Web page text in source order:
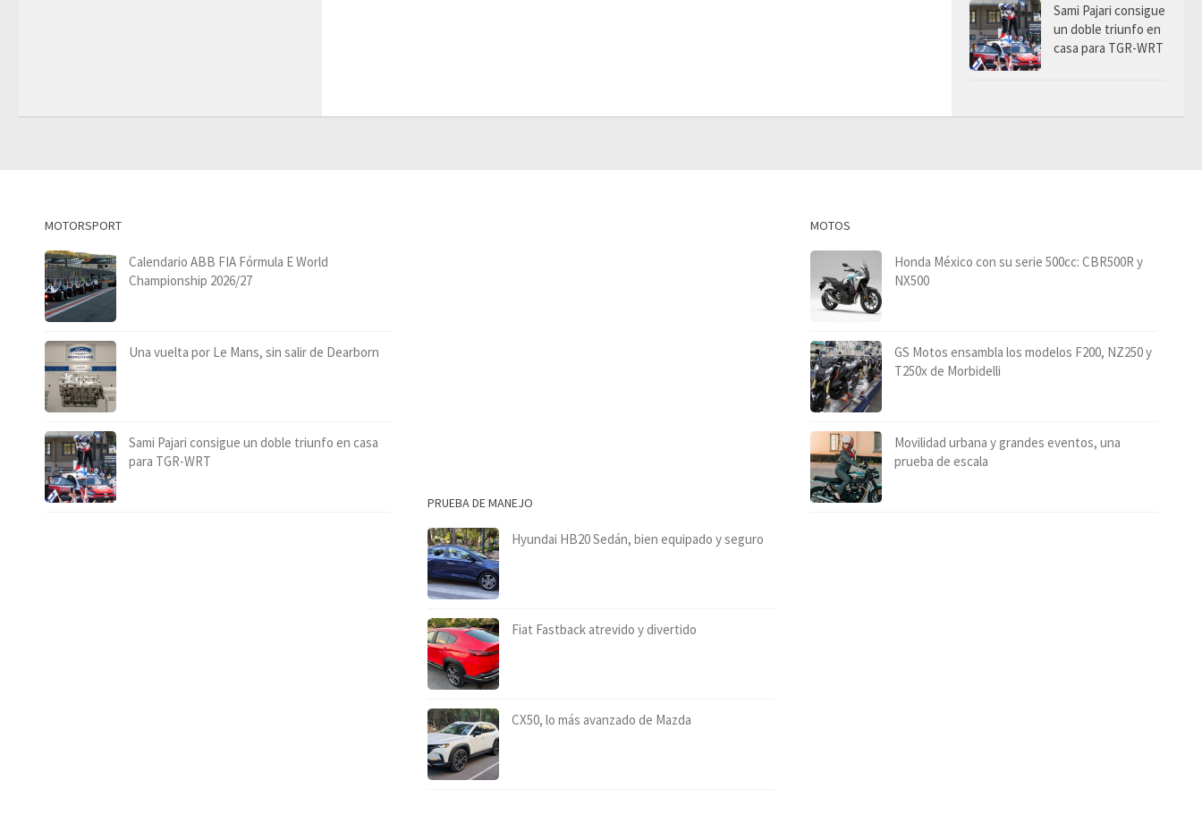
Sami Pajari consigue
un doble triunfo en
casa para TGR-WRT
MOTORSPORT
Calendario ABB FIA Fórmula E World
Championship 2026/27
Una vuelta por Le Mans, sin salir de Dearborn
Sami Pajari consigue un doble triunfo en casa
para TGR-WRT
PRUEBA DE MANEJO
Hyundai HB20 Sedán, bien equipado y seguro
Fiat Fastback atrevido y divertido
CX50, lo más avanzado de Mazda
MOTOS
Honda México con su serie 500cc: CBR500R y
NX500
GS Motos ensambla los modelos F200, NZ250 y
T250x de Morbidelli
Movilidad urbana y grandes eventos, una
prueba de escala